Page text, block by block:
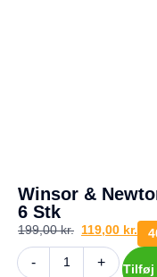
kurv
er
tom.
Winsor &
6 Stk
199,00kr. 119,00 kr.
- + Tilføj